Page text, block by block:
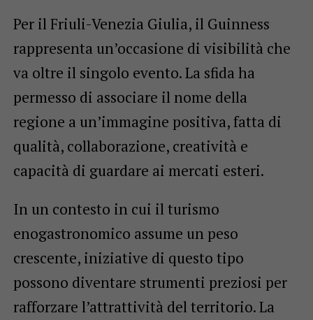
Per il Friuli-Venezia Giulia, il Guinness
rappresenta un’occasione di visibilità che
va oltre il singolo evento. La sfida ha
permesso di associare il nome della
regione a un’immagine positiva, fatta di
qualità, collaborazione, creatività e
capacità di guardare ai mercati esteri.
In un contesto in cui il turismo
enogastronomico assume un peso
crescente, iniziative di questo tipo
possono diventare strumenti preziosi per
rafforzare l’attrattività del territorio. La